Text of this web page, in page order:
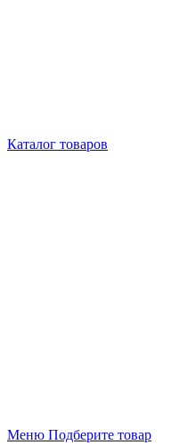
Каталог товаров
Меню Подберите товар